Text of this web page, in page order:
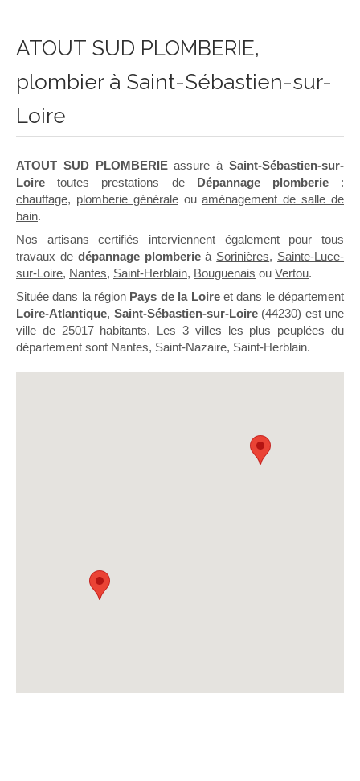
ATOUT SUD PLOMBERIE,
plombier à Saint-Sébastien-sur-
Loire
ATOUT SUD PLOMBERIEassure àSaint-Sébastien-sur-
Loire toutes prestations de Dépannage plomberie:
chauffage, plomberie généraleouaménagement de salle de
bain.
Nos artisans certifiés interviennent également pour tous
travaux de dépannage plomberieà Sorinières, Sainte-Luce-
sur-Loire, Nantes, Saint-Herblain, Bouguenais ou Vertou.
Située dans la région Pays de la Loireet dans le département
Loire-Atlantique, Saint-Sébastien-sur-Loire(44230) est une
ville de 25017 habitants. Les 3 villes les plus peuplées du
département sont Nantes, Saint-Nazaire, Saint-Herblain.